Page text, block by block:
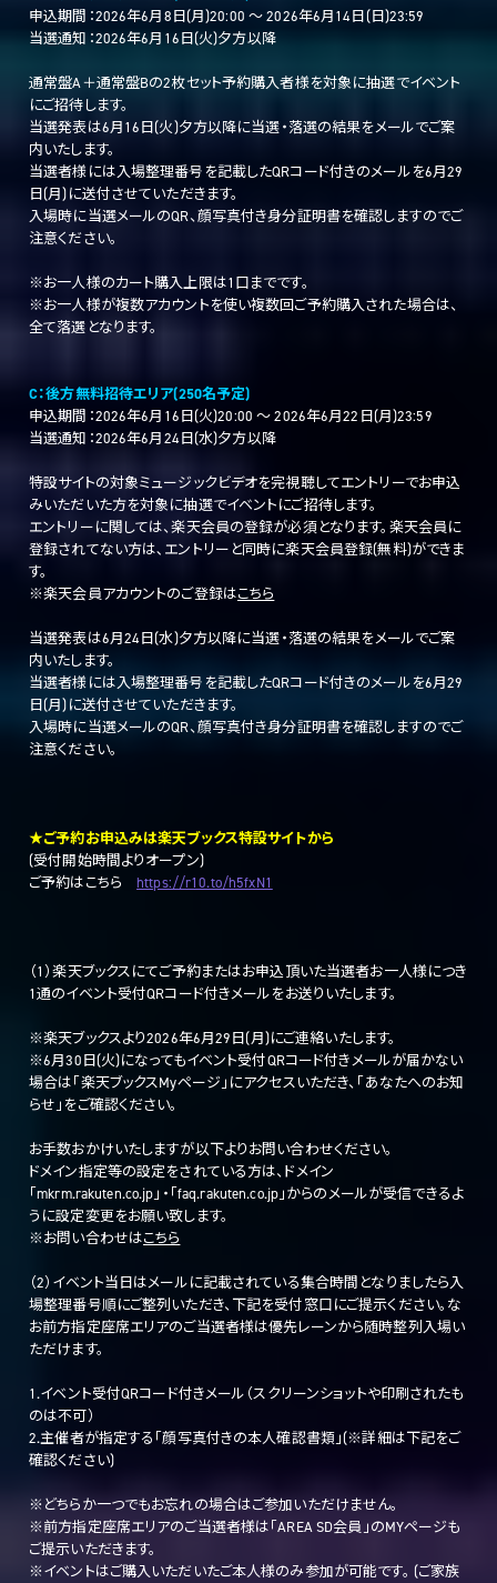
申込期間：2026年6月8日(月)20:00 ～ 2026年6月14日(日)23:59
当選通知：2026年6月16日(火)夕方以降
通常盤A＋通常盤Bの2枚セット予約購入者様を対象に抽選でイベント
にご招待します。
当選発表は6月16日(火)夕方以降に当選・落選の結果をメールでご案
内いたします。
当選者様には入場整理番号を記載したQRコード付きのメールを6月29
日(月)に送付させていただきます。
入場時に当選メールのQR、顔写真付き身分証明書を確認しますのでご
注意ください。
※お一人様のカート購入上限は1口までです。
※お一人様が複数アカウントを使い複数回ご予約購入された場合は、
全て落選となります。
C：後方無料招待エリア(250名予定)
申込期間：2026年6月16日(火)20:00 ～ 2026年6月22日(月)23:59
当選通知：2026年6月24日(水)夕方以降
特設サイトの対象ミュージックビデオを完視聴してエントリーでお申込
みいただいた方を対象に抽選でイベントにご招待します。
エントリーに関しては、楽天会員の登録が必須となります。楽天会員に
登録されてない方は､エントリーと同時に楽天会員登録(無料)ができま
す。
※楽天会員アカウントのご登録はこちら
当選発表は6月24日(水)夕方以降に当選・落選の結果をメールでご案
内いたします。
当選者様には入場整理番号を記載したQRコード付きのメールを6月29
日(月)に送付させていただきます。
入場時に当選メールのQR、顔写真付き身分証明書を確認しますのでご
注意ください。
★ご予約お申込みは楽天ブックス特設サイトから
(受付開始時間よりオープン)
ご予約はこちらhttps://r10.to/h5fxN1
（1）楽天ブックスにてご予約またはお申込頂いた当選者お一人様につき
1通のイベント受付QRコード付きメールをお送りいたします。
※楽天ブックスより2026年6月29日(月)にご連絡いたします。
※6月30日(火)になってもイベント受付QRコード付きメールが届かない
場合は「楽天ブックスMyページ」にアクセスいただき、「あなたへのお知
らせ」をご確認ください。
お手数おかけいたしますが以下よりお問い合わせください。
ドメイン指定等の設定をされている方は、ドメイン
「mkrm.rakuten.co.jp」・「faq.rakuten.co.jp」からのメールが受信できるよ
うに設定変更をお願い致します。
※お問い合わせはこちら
（2）イベント当日はメールに記載されている集合時間となりましたら入
場整理番号順にご整列いただき、下記を受付窓口にご提示ください。な
お前方指定座席エリアのご当選者様は優先レーンから随時整列入場い
ただけます。
1.イベント受付QRコード付きメール（スクリーンショットや印刷されたも
のは不可）
2.主催者が指定する「顔写真付きの本人確認書類」(※詳細は下記をご
確認ください)
※どちらか一つでもお忘れの場合はご参加いただけません。
※前方指定座席エリアのご当選者様は「AREA SD会員」のMYページも
ご提示いただきます。
※イベントはご購入いただいたご本人様のみ参加が可能です。 (ご家族